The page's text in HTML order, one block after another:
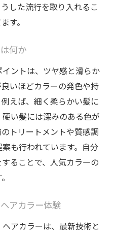
した流行を取り入れるこ
す。
何か
ントは、ツヤ感と滑らか
いほどカラーの発色や持
えば、細く柔らかい髪に
い髪には深みのある色が
トリートメントや質感調
も行われています。自分
ることで、人気カラーの
アカラー体験
アカラーは、最新技術と